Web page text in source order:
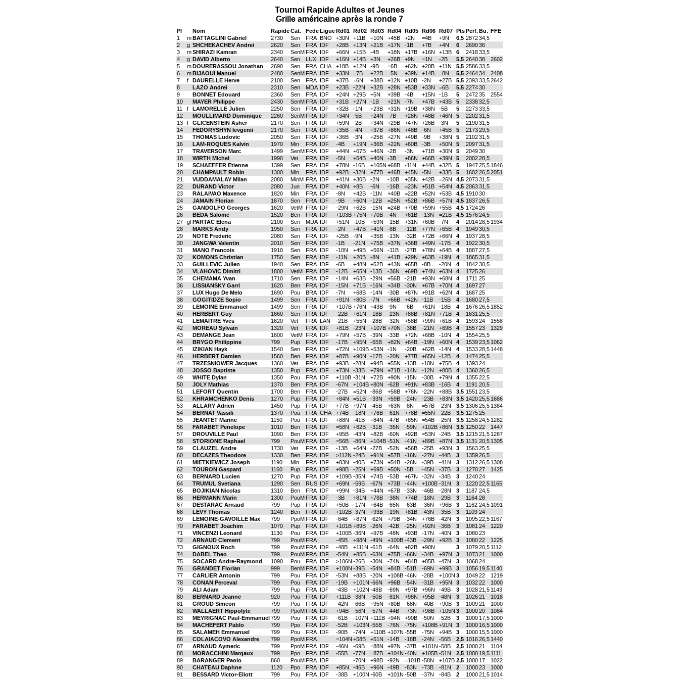
Tournoi Rapide Adultes et Jeunes
Grille américaine après la ronde 7
Pl Nom Rapide Cat. Fede Ligue Rd01 Rd02 Rd03 Rd04 Rd05 Rd06 Rd07 Pts Perf. Bu. FFE
1
m BATTAGLINI Gabriel 2730 Sen FRA BNO +30N +11B +10N +45B +2N =4B +9N 6,5 2872 34,5
2
g SHCHEKACHEV Andrei 2620 Sen FRA IDF +28B +13N +21B +17N -1B +7B +4N 6 2690 36
3
m SHIRAZI Kamran 2340 SenM FRA IDF +66N +15B -4B +18N +17B +16N +13B 6 2418 33,5
4
g DAVID Alberto 2640 Sen LUX IDF +16N +14B +3N +26B +9N =1N -2B 5,5 2640 38
2602
5
m DOURERASSOU Jonathan 2690 Sen FRA CHA +18B +12N -9B =6B +62N +20B +11N 5,5 2586 33,5
6
m BIJAOUI Manuel 2480 SenM FRA IDF +33N =7B +22B =5N +39N +14B =8N 5,5 2464 34
2408
7
f DAURELLE Herve 2100 Sen FRA IDF +37B =6N +38B +12N +10B -2N +27B 5,5 2393 33,5 2642
8
LAZO Andrei 2310 Sen MDA IDF +23B -22N +32B +28N +53B +33N =6B 5,5 2274 30
9
BONNET Edouard 2360 Sen FRA IDF +24N +29B +5N +39B -4B +15N -1B 5 2472 35
2554
10
MAYER Philippe 2430 SenM FRA IDF +31B +27N -1B +21N -7N +47B +43B 5 2338 32,5
11
f LAMORELLE Julien 2250 Sen FRA IDF +32B -1N +23B +31N +19B +38N -5B 5 2273 33,5
12
MOULLIMARD Dominique 2260 SenM FRA IDF +34N -5B +24N -7B +28N +48B +46N 5 2202 31,5
13
f GLICENSTEIN Asher 2170 Sen FRA IDF +59N -2B +34N +29B +47N +26B -3N 5 2190 31,5
14
FEDORYSHYN Ievgenii 2170 Sen FRA IDF +35B -4N +37B +86N +48B -6N +45B 5 2173 29,5
15
THOMAS Ludovic 2050 Sen FRA IDF +36B -3N +25B +27N +49B -9B +38N 5 2102 31,5
16
LAM-ROQUES Kalvin 1970 Min FRA IDF -4B +19N +36B +22N +60B -3B +50N 5 2097 31,5
17
TRAVERSON Marc 1499 SenM FRA IDF +44N +67B +46N -2B -3N +71B +30N 5 2049 30
18
WIRTH Michel 1990 Vet FRA IDF -5N +54B +40N -3B +86N +66B +39N 5 2002 28,5
19
SCHAEFFER Etienne 1399 Sen FRA IDF +78N -16B +105N +68B -11N +44B +32B 5 1947 25,5 1846
20
CHAMPAULT Robin 1300 Min FRA IDF +92B -32N +77B +46B +45N -5N +33B 5 1602 26,5 2051
21
VUDDAMALAY Milan 2080 MinM FRA IDF +41N +30B -2N -10B +35N +42B =26N 4,5 2073 31,5
22
DURAND Victor 2080 Jun FRA IDF +40N +8B -6N -16B =23N +51B +54N 4,5 2063 31,5
23
RALAIVAO Maxence 1820 Min FRA IDF -8N +42B -11N +40B =22B +52N +53B 4,5 1910 30
24
JAMAIN Florian 1870 Sen FRA IDF -9B +60N -12B =25N +52B +86B +57N 4,5 1837 26,5
25
GANDOLFO Georges 1620 VetM FRA IDF -29N +62B -15N =24B +70B +59N +55B 4,5 1724 26
26
BEDA Salome 1520 Ben FRA IDF +103B +75N +70B -4N +61B -13N =21B 4,5 1576 24,5
27
gf PARTAC Elena 2100 Sen MDA IDF +51N -10B +59N -15B +31N +60B -7N 4 2014 28,5 1934
28
MARKS Andy 1950 Sen FRA IDF -2N +47B +41N -8B -12B +77N +65B 4 1949 30,5
29
NOTE Frederic 2080 Sen FRA IDF +25B -9N +35B -13N -32B +72B +66N 4 1937 28,5
30
JANGWA Valentin 2010 Sen FRA IDF -1B -21N +75B +37N +36B +49N -17B 4 1922 30,5
31
MANO Francois 1910 Sen FRA IDF -10N +49B +56N -11B -27B +78N +64B 4 1887 27,5
32
KOMONS Christian 1750 Sen FRA IDF -11N +20B -8N +41B +29N +63B -19N 4 1865 31,5
33
GUILLEVIC Julien 1940 Sen FRA IDF -6B +48N +52B +43N +65B -8B -20N 4 1842 30,5
34
VLAHOVIC Dimitri 1800 VetM FRA IDF -12B +65N -13B -36N +69B +74N +63N 4 1725 26
35
CHEMAMA Yvan 1710 Sen FRA IDF -14N +63B -29N +56B -21B +93N +68N 4 1711 25
36
LISSIANSKY Garri 1620 Ben FRA IDF -15N +71B -16N +34B -30N +67B +70N 4 1697 27
37
LUX Hugo De Melo 1690 Pou BRA IDF -7N +68B -14N -30B +87N +91B +62N 4 1687 25
38
GOGITIDZE Sopio 1499 Sen FRA IDF +91N +80B -7N +66B +42N -11B -15B 4 1680 27,5
39
LEMOINE Emmanuel 1499 Sen FRA IDF +107B +76N +43B -9N -6B +61N -18B 4 1676 26,5 1852
40
HERBERT Guy 1660 Sen FRA IDF -22B +61N -18B -23N +88B +81N +71B 4 1631 25,5
41
LEMAITRE Yves 1620 Vet FRA LAN -21B +55N -28B -32N +58B +99N +61B 4 1593 24
1558
42
MOREAU Sylvain 1320 Vet FRA IDF +81B -23N +107B +70N -38B -21N +69B 4 1557 23
1329
43
DEMANGE Jean 1600 VetM FRA IDF +79N +57B -39N -33B +72N +68B -10N 4 1554 25,5
44
BRYGO Philippine 799 Pup FRA IDF -17B +95N -65B +82N +64B -19N +60N 4 1539 23,5 1062
45
IZIKIAN Hayk 1540 Sen FRA IDF +72N +109B +53N -1N -20B +62B -14N 4 1533 28,5 1448
46
HERBERT Damien 1560 Ben FRA IDF +87B +90N -17B -20N +77B +65N -12B 4 1474 25,5
47
TRZESNIOWER Jacques 1360 Vet FRA IDF +93B -28N +94B +55N -13B -10N +75B 4 1393 24
48
JOSSO Baptiste 1350 Pup FRA IDF +73N -33B +79N +71B -14N -12N +80B 4 1360 26,5
49
WHITE Dylan 1350 Pou FRA IDF +110B -31N +72B +90N -15N -30B +79N 4 1355 22,5
50
JOLY Mathias 1370 Ben FRA IDF -67N +104B +80N -62B +91N +83B -16B 4 1191 20,5
51
LEFORT Quentin 1700 Ben FRA IDF -27B =52N -86B +58B +76N -22N +88B 3,5 1551 23,5
52
KHRAMCHENKO Denis 1270 Pup FRA IDF +84N =51B -33N +59B -24N -23B +83N 3,5 1420 25,5 1686
53
ALLARY Adrien 1450 Pup FRA IDF +77B +97N -45B +63N -8N =57B -23N 3,5 1306 25,5 1384
54
BERNAT Vassili 1370 Pou FRA CHA +74B -18N +76B -61N +78B =55N -22B 3,5 1275 25
55
JEANTET Marine 1150 Pou FRA IDF +88N -41B +84N -47B +85N =54B -25N 3,5 1258 24,5 1282
56
FARABET Penelope 1010 Ben FRA IDF =58N +82B -31B -35N -59N +102B +86N 3,5 1250 22
1447
57
DROUVILLE Paul 1090 Ben FRA IDF +95B -43N +82B -60N +92B =53N -24B 3,5 1215 21,5 1287
58
STORIONE Raphael 799 PouM FRA IDF =56B -86N +104B -51N -41N +89B +87N 3,5 1131 20,5 1305
59
CLAUZEL Andre 1730 Vet FRA IDF -13B +64N -27B -52N +56B -25B +93N 3 1563 25,5
60
DECAZES Theodore 1330 Ben FRA IDF >112N -24B +91N +57B -16N -27N -44B 3 1359 26,5
61
MIETKIEWICZ Joseph 1190 Min FRA IDF +83N -40B +73N +54B -26N -39B -41N 3 1312 26,5 1308
62
TOURON Gaspard 1160 Pup FRA IDF +98B -25N +69B +50N -5B -45N -37B 3 1270 27
1425
63
BERNARD Lucien 1270 Pup FRA IDF +109B -35N +74B -53B +67N -32N -34B 3 1240 24
64
TRUMUL Svetlana 1290 Sen RUS IDF +69N -59B -67N +73B -44N +100B -31N 3 1220 22,5 1165
65
BOJIKIAN Nicolas 1310 Ben FRA IDF +99N -34B +44N +67B -33N -46B -28N 3 1187 24,5
66
HERMANN Marin 1300 PouM FRA IDF -3B +81N +78B -38N +74B -18N -29B 3 1164 28
67
DESTARAC Arnaud 799 Pup FRA IDF +50B -17N +64B -65N -63B -36N +96B 3 1162 24,5 1091
68
LEVY Thomas 1240 Ben FRA IDF +102B -37N +93B -19N +81B -43N -35B 3 1109 24
69
LEMOINE-GAVOILLE Max 799 PpoM FRA IDF -64B +87N -62N +79B -34N +76B -42N 3 1095 22,5 1167
70
FARABET Joachim 1070 Pup FRA IDF +101B +89B -26N -42B -25N +92N -36B 3 1081 24
1220
71
VINCENZI Leonard 1130 Pou FRA IDF +100B -36N +97B -48N +93B -17N -40N 3 1080 23
72
ARNAUD Clement 799 PouM FRA -45B +98N -49N +100B -43B -29N +92B 3 1080 22
1225
73
GIGNOUX Roch 799 PouM FRA IDF -48B +111N -61B -64N +82B +90N 3 1079 20,5 1112
74
DABEL Theo 799 PouM FRA IDF -54N +85B -63N +75B -66N -34B +97N 3 1073 21
1000
75
SOCARD Andre-Raymond 1090 Pou FRA IDF >106N -26B -30N -74N +84B +85B -47N 3 1068 24
76
GRANDET Florian 999 BenM FRA IDF +108N -39B -54N +84B -51B -69N +99B 3 1056 19,5 1140
77
CARLIER Antonin 799 Pou FRA IDF -53N +88B -20N +108B -46N -28B +100N 3 1049 22
1219
78
CONAN Perceval 799 Pou FRA IDF -19B +101N -66N +96B -54N -31B +95N 3 1032 22
1000
79
ALI Adam 799 Pup FRA IDF -43B +102N -48B -69N +97B +96N -49B 3 1028 21,5 1143
80
BERNARD Jeanne 920 Pou FRA IDF +111B -38N -50B -81N +98N +95B -48N 3 1026 21
1018
81
GROUD Simeon 799 Pou FRA IDF -42N -66B +95N +80B -68N -40B +90B 3 1009 21
1000
82
WALLAERT Hippolyte 799 PpoM FRA IDF +94B -56N -57N -44B -73N +98B +105N 3 1000 20
1084
83
MEYRIGNAC Paul-Emmanuel 799 Pou FRA IDF -61B -107N +111B +94N +90B -50N -52B 3 1000 17,5 1000
84
MACHEFERT Pablo 799 Ppo FRA IDF -52B +103N -55B -76N -75N +108B +91N 3 1000 16,5 1000
85
SALAMEH Emmanuel 799 Pou FRA IDF -90B -74N +110B +107N -55B -75N +94B 3 1000 15,5 1000
86
COLAIACOVO Alexandre 799 PpoM FRA =104N +58B +51N -14B -18B -24N -56B 2,5 1016 26,5 1440
87
ARNAUD Aymeric 799 PpoM FRA IDF -46N -69B =88N +97N -37B +101N -58B 2,5 1000 21
1104
88
MORACCHINI Margaux 799 Ppo FRA IDF -55B -77N =87B +104N -40N +105B -51N 2,5 1000 19,5 1111
89
BARANGER Paolo 860 PouM FRA IDF -70N +98B -92N =101B -58N +107B 2,5 1000 17
1022
90
CHATEAU Daphne 1120 Ppo FRA IDF +85N -46B +96N -49B -83N -73B -81N 2 1000 23
1000
91
BESSARD Victor-Eliott 799 Pou FRA IDF -38B +100N -60B +101N -50B -37N -84B 2 1000 21,5 1014